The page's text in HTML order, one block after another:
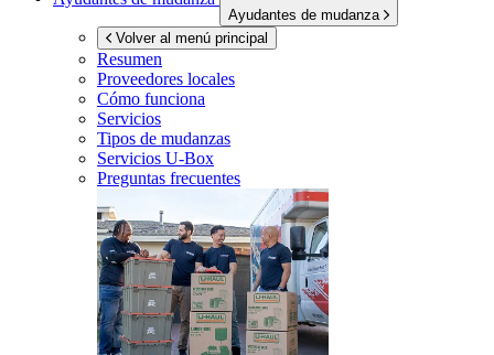
Ayudantes de mudanza
Volver al menú principal
Resumen
Proveedores locales
Cómo funciona
Servicios
Tipos de mudanzas
Servicios U-Box
Preguntas frecuentes